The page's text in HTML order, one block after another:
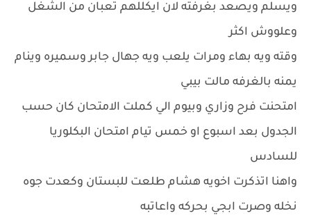
ويسلم ويصعد بغرفته لان ايكللهم تعبان من الشغل
وعلووش اكثر
وقته ويه بهاء ومرات يلعب ويه جهال جابر وسميره وينام
يمنه بالغرفه مالت بيبي
امتحنت فرح وزاري وبيوم الي كملت الامتحان كان حسب
الجدول بعد اسبوع او خمس تيام امتحان البكلوريا
للسادس
واهنا اتذكرت اخويه هشام طلعت للبستان وكعدت جوه
نخله وصرت ابجي بحركه واعاتبه